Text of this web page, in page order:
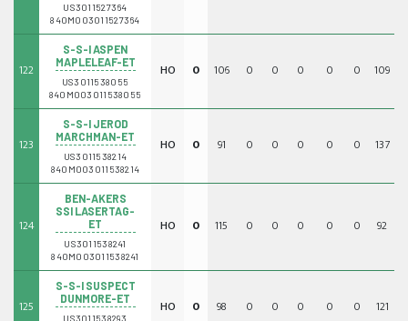
US3011527364
840M003011527364
122
S-S-I ASPEN
MAPLELEAF-ET
US3011538055
840M003011538055
HO 0 106 0 0 0 0 0 109
123
S-S-I JEROD
MARCHMAN-ET
US3011538214
840M003011538214
HO 0 91 0 0 0 0 0 137
124
BEN-AKERS
SSI LASERTAG-
ET
US3011538241
840M003011538241
HO 0 115 0 0 0 0 0 92
125
S-S-I SUSPECT
DUNMORE-ET
US3011538293
HO 0 98 0 0 0 0 0 121